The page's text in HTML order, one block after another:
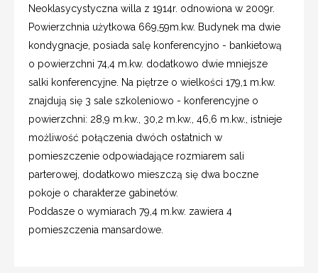
Neoklasycystyczna willa z 1914r. odnowiona w 2009r.
Powierzchnia użytkowa 669,59m.kw. Budynek ma dwie
kondygnacje, posiada salę konferencyjno - bankietową
o powierzchni 74,4 m.kw. dodatkowo dwie mniejsze
salki konferencyjne. Na piętrze o wielkości 179,1 m.kw.
znajdują się 3 sale szkoleniowo - konferencyjne o
powierzchni: 28,9 m.kw., 30,2 m.kw., 46,6 m.kw., istnieje
możliwość połączenia dwóch ostatnich w
pomieszczenie odpowiadające rozmiarem sali
parterowej, dodatkowo mieszczą się dwa boczne
pokoje o charakterze gabinetów.
Poddasze o wymiarach 79,4 m.kw. zawiera 4
pomieszczenia mansardowe.